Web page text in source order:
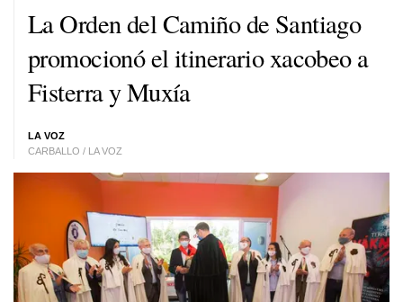
La Orden del Camiño de Santiago
promocionó el itinerario xacobeo a
Fisterra y Muxía
LA VOZ
CARBALLO / LA VOZ